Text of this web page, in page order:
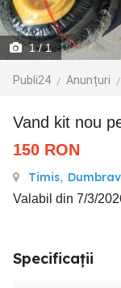
1/ 1
Publi24 Anunțuri
Vand kit nou
150 RON
Timis,
Valabil din 7/3/
Specificații